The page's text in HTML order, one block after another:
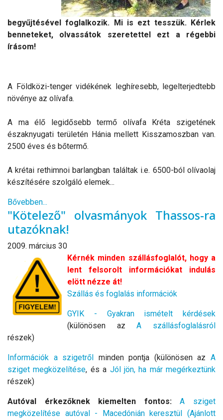
begyűjtésével foglalkozik. Mi is ezt tesszük. Kérlek
benneteket, olvassátok szeretettel ezt a régebbi
írásom!
A Földközi-tenger vidékének leghíresebb, legelterjedtebb
növénye az olívafa.
A ma élő legidősebb termő olívafa Kréta szigetének
északnyugati területén Hánia mellett Kisszamoszban van.
2500 éves és bőtermő.
A krétai rethimnoi barlangban találtak i.e. 6500-ból olívaolaj
készítésére szolgáló elemek...
Bővebben...
"Kötelező" olvasmányok Thassos-ra
utazóknak!
2009. március 30
Kérnék minden szállásfoglalót, hogy a
lent felsorolt információkat indulás
elött nézze át!
Szállás és foglalás információk
GYIK - Gyakran ismételt kérdések
(különösen azA szállásfoglalásról
részek)
Információk a szigetről minden pontja (különösen azA
sziget megközelítése, és a Jól jön, ha már megérkeztünk
részek)
Autóval érkezőknek kiemelten fontos:
A sziget
megközelítése autóval - Macedónián keresztül (Ajánlott